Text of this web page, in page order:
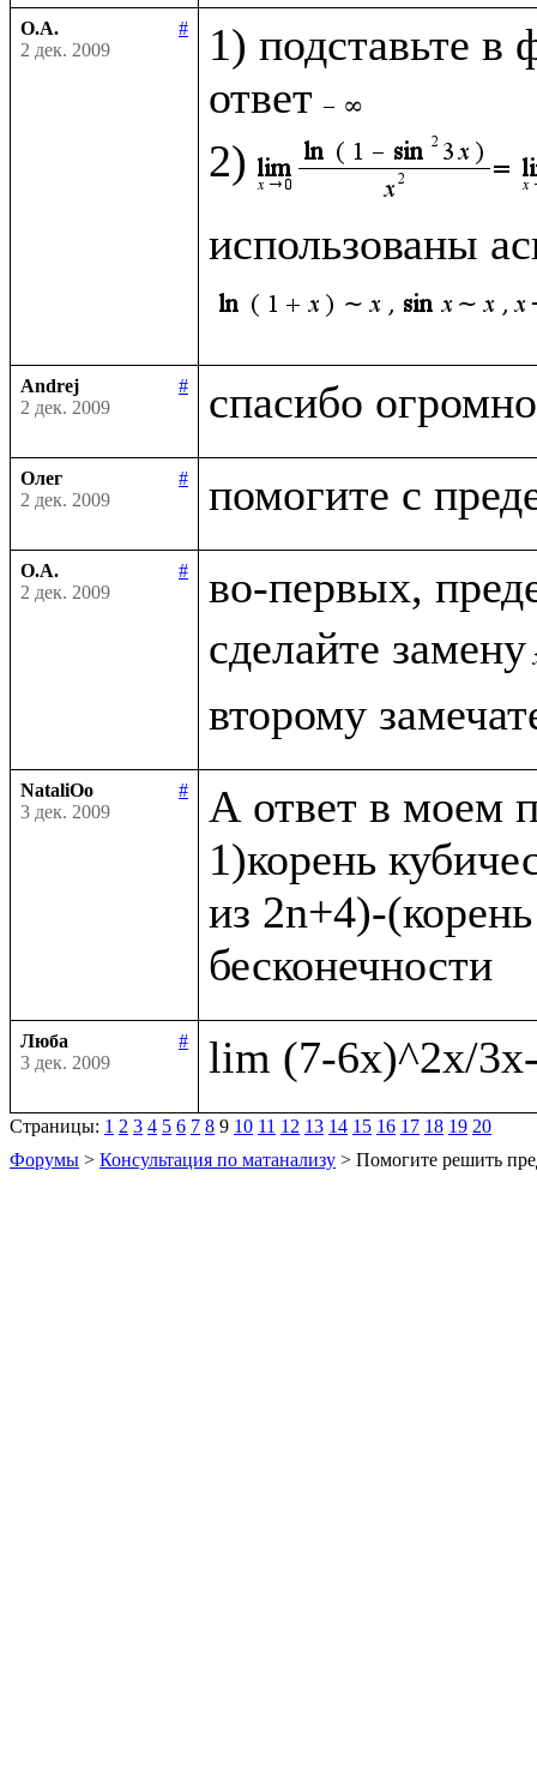
О.А.
#
2 дек. 2009
1) подставьте в
ответ
2)
использованы
Andrej
#
2 дек. 2009
Олег
#
2 дек. 2009
О.А.
#
2 дек. 2009
во-первых,
сделайте замену
NataliOo
#
3 дек. 2009
А ответ в моем
1)корень
из 2n+4)-
Люба
#
3 дек. 2009
Страницы: 1 2 3 4 5 6 7 8 9 10 11 12 13 14 15 16 17 18 19 20
Форумы > Консультация по матанализу > Помогите решить